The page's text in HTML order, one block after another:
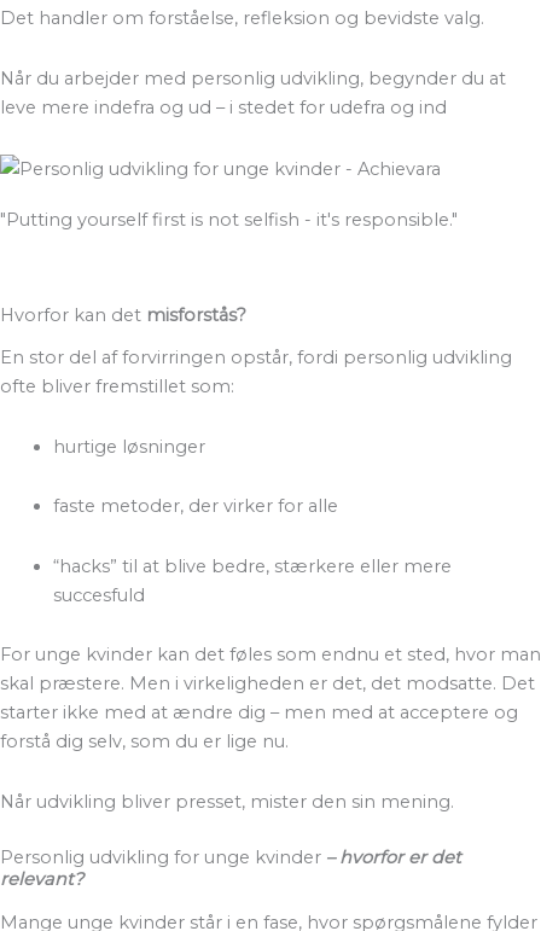
Det handler om forståelse, refleksion og bevidste valg.
Når du arbejder med personlig udvikling, begynder du at
leve mere indefra og ud – i stedet for udefra og ind
"Putting yourself first is not selfish - it's responsible."
Hvorfor kan det misforstås?
En stor del af forvirringen opstår, fordi personlig udvikling
ofte bliver fremstillet som:
hurtige løsninger
faste metoder, der virker for alle
“hacks” til at blive bedre, stærkere eller mere
succesfuld
For unge kvinder kan det føles som endnu et sted, hvor man
skal præstere. Men i virkeligheden er det, det modsatte. Det
starter ikke med at ændre dig – men med at acceptere og
forstå dig selv, som du er lige nu.
Når udvikling bliver presset, mister den sin mening.
Personlig udvikling for unge kvinder – hvorfor er det
relevant?
Mange unge kvinder står i en fase, hvor spørgsmålene fylder